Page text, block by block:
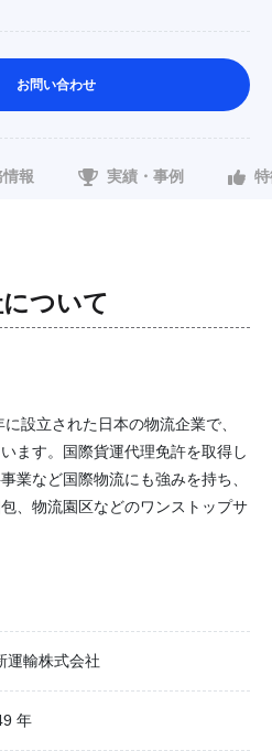
お問い合わせ
報 実績・事例
について
設立された日本の物流企業で、
ます。国際貨運代理免許を取得し
業など国際物流にも強みを持ち、
、物流園区などのワンストップサ
運輸株式会社
年